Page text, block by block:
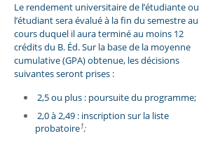
Le rendement universitaire de l’étudiante ou
l’étudiant sera évalué à la fin du semestre au
cours duquel il aura terminé au moins 12
crédits du B. Éd. Sur la base de la moyenne
cumulative (GPA) obtenue, les décisions
suivantes seront prises :
2,5 ou plus : poursuite du programme;
2,0 à 2,49 : inscription sur la liste
probatoire1;